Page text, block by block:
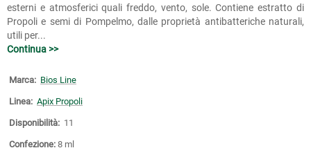
esterni e atmosferici quali freddo, vento, sole. Contiene estratto di
Propoli e semi di Pompelmo, dalle proprietà antibatteriche naturali,
utili per...
Continua >>
Marca: Bios Line
Linea: Apix Propoli
Disponibilità: 11
Confezione: 8 ml